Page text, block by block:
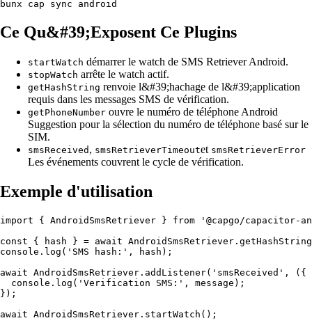
Ce Qu&#39;Exposent Ce Plugins
startWatch démarrer le watch de SMS Retriever Android.
stopWatch arrête le watch actif.
getHashString renvoie l&#39;hachage de l&#39;application
requis dans les messages SMS de vérification.
getPhoneNumber ouvre le numéro de téléphone Android
Suggestion pour la sélection du numéro de téléphone basé sur le
SIM.
smsReceived , smsRetrieverTimeoutet smsRetrieverError
Les événements couvrent le cycle de vérification.
Exemple d'utilisation
import { AndroidSmsRetriever } from '@capgo/capacitor-
const { hash } = await
console.log('SMS hash:', hash);
await AndroidSmsRetriever.addListener('smsReceived', ({
  console.log('Verification SMS:', message);
});